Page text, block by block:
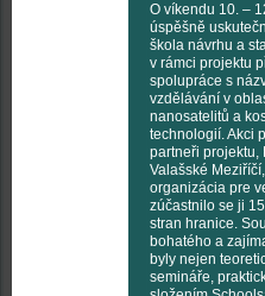
O víkendu 10. –
úspěšně
škola návrhu a
v rámci projektu
spolupráce s
vzdělávání v
nanosatelitů a
technologií. Akci
partneři projektu,
Valašské
organizácia pre
zúčastnilo se ji
stran hranice.
bohatého a
byly nejen
semináře,